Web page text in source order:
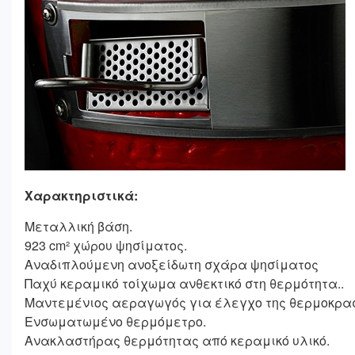
Χαρακτηριστικά:
Μεταλλική βάση.
923 cm² χώρου ψησίματος.
Αναδιπλούμενη ανοξείδωτη σχάρα ψησίματος
Παχύ κεραμικό τοίχωμα ανθεκτικό στη θερμότητα..
Μαντεμένιος αεραγωγός για έλεγχο της
Ενσωματωμένο θερμόμετρο.
Ανακλαστήρας θερμότητας από κεραμικό υλικό.